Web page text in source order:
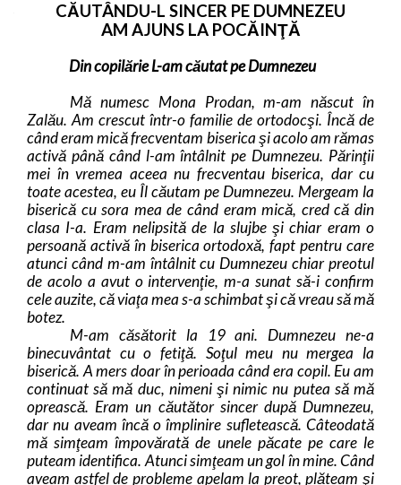
CĂUTÂNDU-L SINCER PE DUMNEZEU
AM AJUNS LA POCĂINŢĂ
Din copilărie L-am căutat pe Dumnezeu
Mă numesc Mona Prodan, m-am născut în
Zalău. Am crescut într-o familie de ortodocşi. Încă de
când eram mică frecventam bisericaşi acolo am rămas
activă până când l-am întâlnit pe Dumnezeu. Părinţii
mei în vremea aceea nu frecventau biserica, dar cu
toate acestea, eu Îl căutam pe Dumnezeu. Mergeam la
biserică cu sora mea de când eram mică, cred că din
clasa I-a. Eram nelipsită de la slujbe şi chiar eram o
persoană activă în biserica ortodoxă, fapt pentru care
atunci când m-am întâlnit cu Dumnezeu chiar preotul
de acolo a avut o intervenţie, m-a sunat să-i confirm
cele auzite, că viaţa mea s-a schimbat şi că vreau să mă
botez.
M-am căsătorit la 19 ani. Dumnezeu ne-a
binecuvântat cu o fetiţă. Soţul meu nu mergea la
biserică. A mers doar în perioada când era copil. Eu am
continuat să mă duc, nimeni şi nimic nu putea să mă
oprească. Eram un căutător sincer după Dumnezeu,
dar nu aveam încă o împlinire sufletească. Câteodată
mă simţeam împovărată de unele păcate pe care le
puteam identifica. Atunci simţeam un gol în mine. Când
aveam astfel de probleme apelam la preot, plăteam şi